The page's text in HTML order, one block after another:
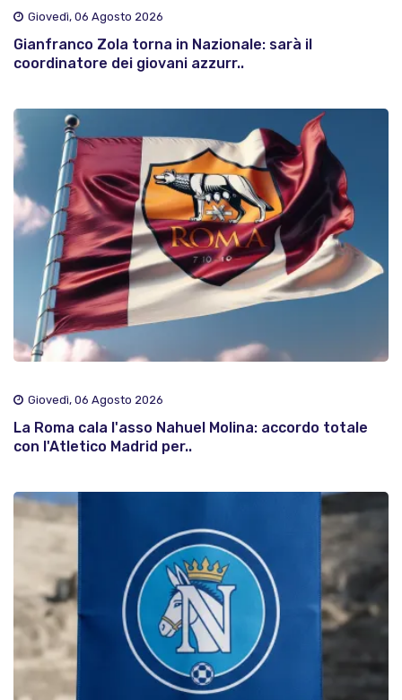
Giovedì, 06 Agosto 2026
Gianfranco Zola torna in Nazionale: sarà il
coordinatore dei giovani azzurr..
Giovedì, 06 Agosto 2026
La Roma cala l'asso Nahuel Molina: accordo totale
con l'Atletico Madrid per..